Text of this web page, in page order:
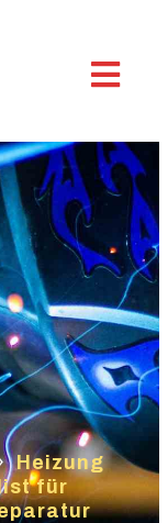
Heizung
für